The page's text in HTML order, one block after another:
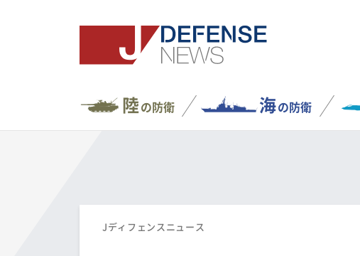
陸の防衛 海の防衛
Jディフェンスニュース